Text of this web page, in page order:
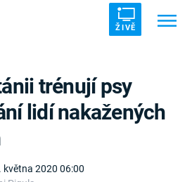
ŽIVĚ
května 2020 06:00
trénují psy
lidí nakažených